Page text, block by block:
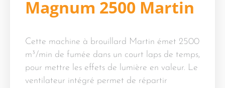
Magnum 2500 Martin
Cette machine à brouillard Martin émet 2500
m³/min de fumée dans un court laps de temps,
pour mettre les effets de lumière en valeur. Le
ventilateur intégré permet de répartir